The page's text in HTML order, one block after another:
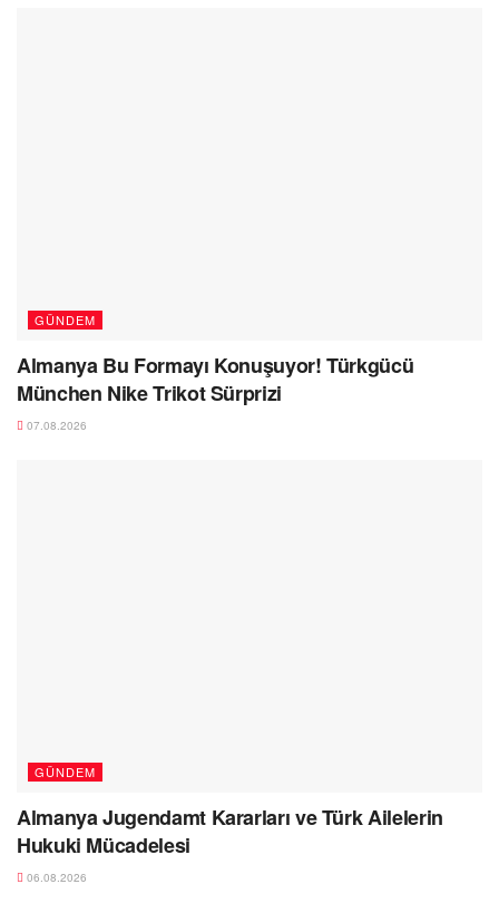
GÜNDEM
Almanya Bu Formayı Konuşuyor! Türkgücü
München Nike Trikot Sürprizi
07.08.2026
GÜNDEM
Almanya Jugendamt Kararları ve Türk Ailelerin
Hukuki Mücadelesi
06.08.2026